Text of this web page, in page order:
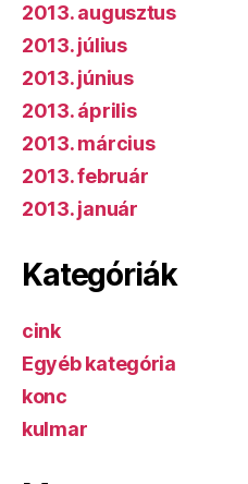
2013. augusztus
2013. július
2013. június
2013. április
2013. március
2013. február
2013. január
Kategóriák
cink
Egyéb kategória
konc
kulmar